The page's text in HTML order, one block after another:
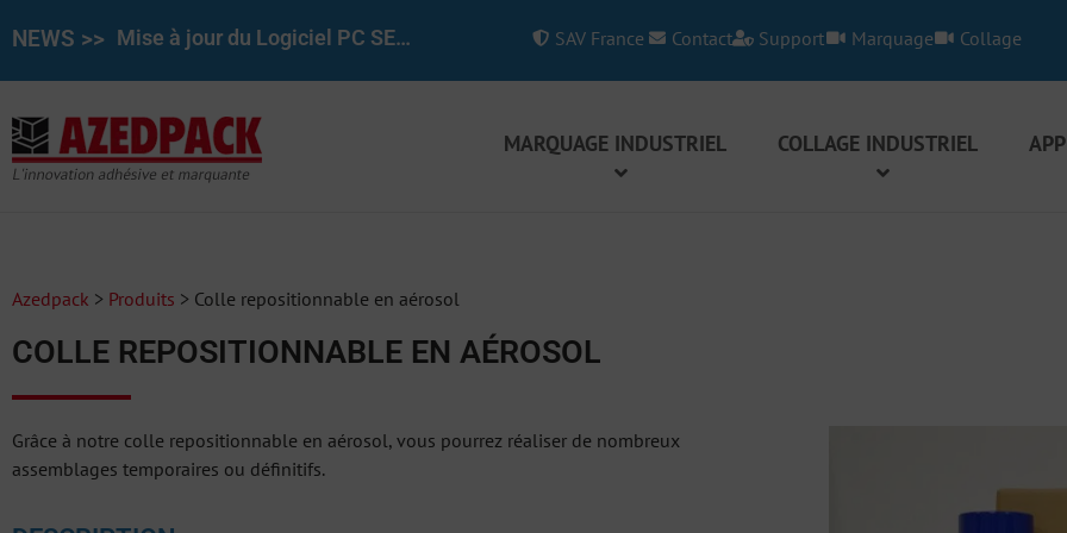
NEWS >> Mise à jour du Logiciel PC SET pour le REINER 1025/970 7.50 SAV France Contact Support Marquage Collage
MARQUAGE INDUSTRIEL COLLAGE INDUSTRIEL
Azedpack > Produits > Colle repositionnable en aérosol
COLLE REPOSITIONNABLE EN AÉROSOL
Grâce à notre colle repositionnable en aérosol, vous pourrez réaliser de nombreux
assemblages temporaires ou définitifs.